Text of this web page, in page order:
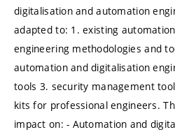
digitalisation and automation
adapted to: 1. existing
engineering methodologies and
automation and digitalisation
tools 3. security management
kits for professional engineers.
impact on: - Automation and